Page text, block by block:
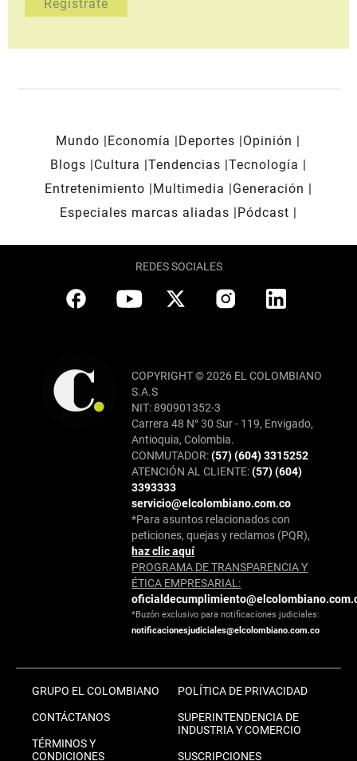
Mundo Economía Deportes
Opinión
Blogs
Cultura Tendencias Tecnología
Entretenimiento
Multimedia
Generación
Especiales marcas aliadas
Pódcast
REDES SOCIALES
COPYRIGHT © 2026 EL COLOMBIANO
S.A.S
NIT: 890901352-3
Carrera 48 N° 30 Sur - 119, Envigado,
Antioquia, Colombia.
CONMUTADOR:(57) (604) 3315252
ATENCIÓN AL CLIENTE:(57) (604)
3393333
servicio@elcolombiano.com.co
*Para asuntos relacionados con
peticiones, quejas y reclamos (PQR),
haz clic aquí
PROGRAMA DE TRANSPARENCIA Y
ÉTICA EMPRESARIAL:
*Buzón exclusivo para notificaciones judiciales:
notificacionesjudiciales@elcolombiano.com.co
GRUPO EL COLOMBIANO
CONTÁCTANOS
TÉRMINOS Y
CONDICIONES
POLÍTICA DE PRIVACIDAD
SUPERINTENDENCIA DE
INDUSTRIA Y COMERCIO
SUSCRIPCIONES